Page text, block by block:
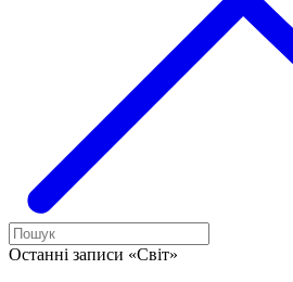
Останні записи «Світ»